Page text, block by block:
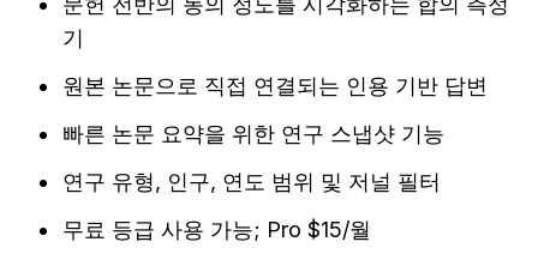
기
원본 논문으로 직접 연결되는 인용 기반 답변
빠른 논문 요약을 위한 연구 스냅샷 기능
연구 유형, 인구, 연도 범위 및 저널 필터
무료 등급 사용 가능; Pro $15/월